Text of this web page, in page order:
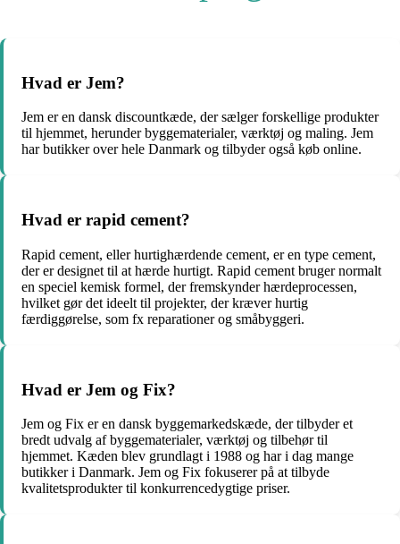
Hvad er Jem?
Jem er en dansk discountkæde, der sælger forskellige produkter
til hjemmet, herunder byggematerialer, værktøj og maling. Jem
har butikker over hele Danmark og tilbyder også køb online.
Hvad er rapid cement?
Rapid cement, eller hurtighærdende cement, er en type cement,
der er designet til at hærde hurtigt. Rapid cement bruger normalt
en speciel kemisk formel, der fremskynder hærdeprocessen,
hvilket gør det ideelt til projekter, der kræver hurtig
færdiggørelse, som fx reparationer og småbyggeri.
Hvad er Jem og Fix?
Jem og Fix er en dansk byggemarkedskæde, der tilbyder et
bredt udvalg af byggematerialer, værktøj og tilbehør til
hjemmet. Kæden blev grundlagt i 1988 og har i dag mange
butikker i Danmark. Jem og Fix fokuserer på at tilbyde
kvalitetsprodukter til konkurrencedygtige priser.